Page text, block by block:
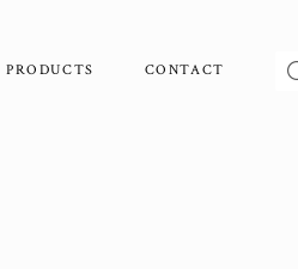
PRODUCTS CONTACT